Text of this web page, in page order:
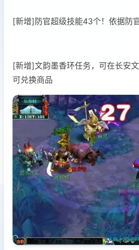
[新增]防官超级技能43个！依据防
[新增]文韵墨香环任务，可在长安
可兑换商品